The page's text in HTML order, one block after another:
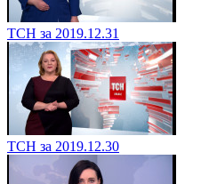
ТСН за 2019.12.31
ТСН за 2019.12.30